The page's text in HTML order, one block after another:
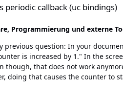
periodic callback (uc bindings)
Programmierung und externe
flux density goes above the high threshold or
between 300 and 1200 uT (approx). This configuration
doing that causes the counter to